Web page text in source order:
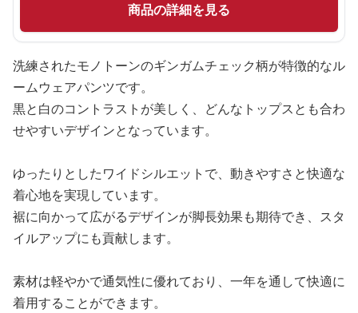
商品の詳細を見る
洗練されたモノトーンのギンガムチェック柄が特徴的なル
ームウェアパンツです。
黒と白のコントラストが美しく、どんなトップスとも合わ
せやすいデザインとなっています。
ゆったりとしたワイドシルエットで、動きやすさと快適な
着心地を実現しています。
裾に向かって広がるデザインが脚長効果も期待でき、スタ
イルアップにも貢献します。
素材は軽やかで通気性に優れており、一年を通して快適に
着用することができます。